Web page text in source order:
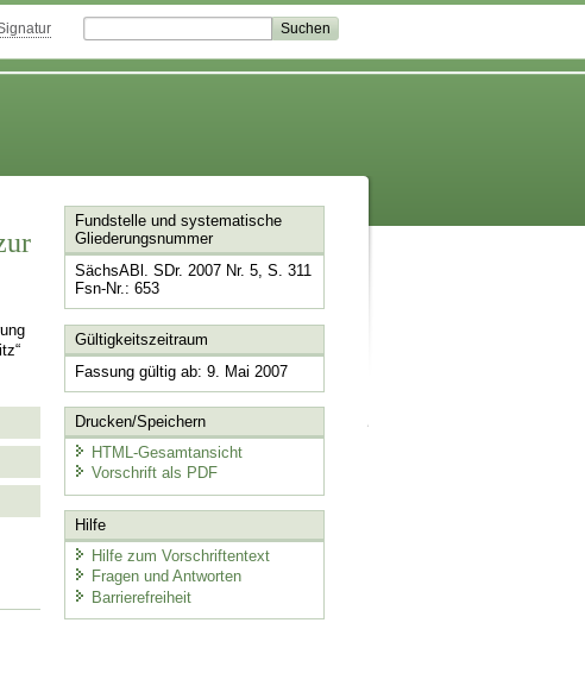
Fundstelle und systematische
Gliederungsnummer
SächsABl. SDr. 2007 Nr. 5, S. 311
Fsn-Nr.: 653
Gültigkeitszeitraum
Fassung gültig ab: 9. Mai 2007
Drucken/Speichern
HTML-Gesamtansicht
Vorschrift als PDF
Hilfe
Hilfe zum Vorschriftentext
Fragen und Antworten
Barrierefreiheit